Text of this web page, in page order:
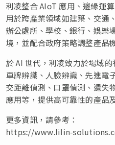
利凌整合 AIoT 應用、邊緣運
用於跨產業領域如建築、交通
辦公處所、學校、銀行、娛樂
境，並配合政府策略調整產品
於 AI 世代，利凌致力於場域的
車牌辨識、人臉辨識、先進電
交距離偵測、口罩偵測、遺失
應用等，提供高可靠性的產品
更多資訊，請參考：
https://www.lilin-